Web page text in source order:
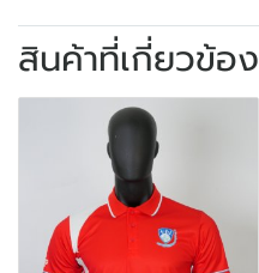
สินค้าที่เกี่ยวข้อง